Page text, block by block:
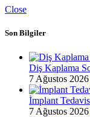
Close
Son Bilgiler
Diş Kaplama
7 Ağustos 2026
İmplant
7 Ağustos 2026